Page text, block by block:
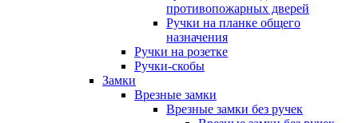
противопожарных дверей
Ручки на планке общего
назначения
Ручки на розетке
Ручки-скобы
Замки
Врезные замки
Врезные замки без ручек